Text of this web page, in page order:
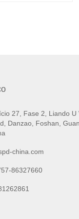
27, Fase 2, Liando U
Danzao, Foshan,
china.com
86327660